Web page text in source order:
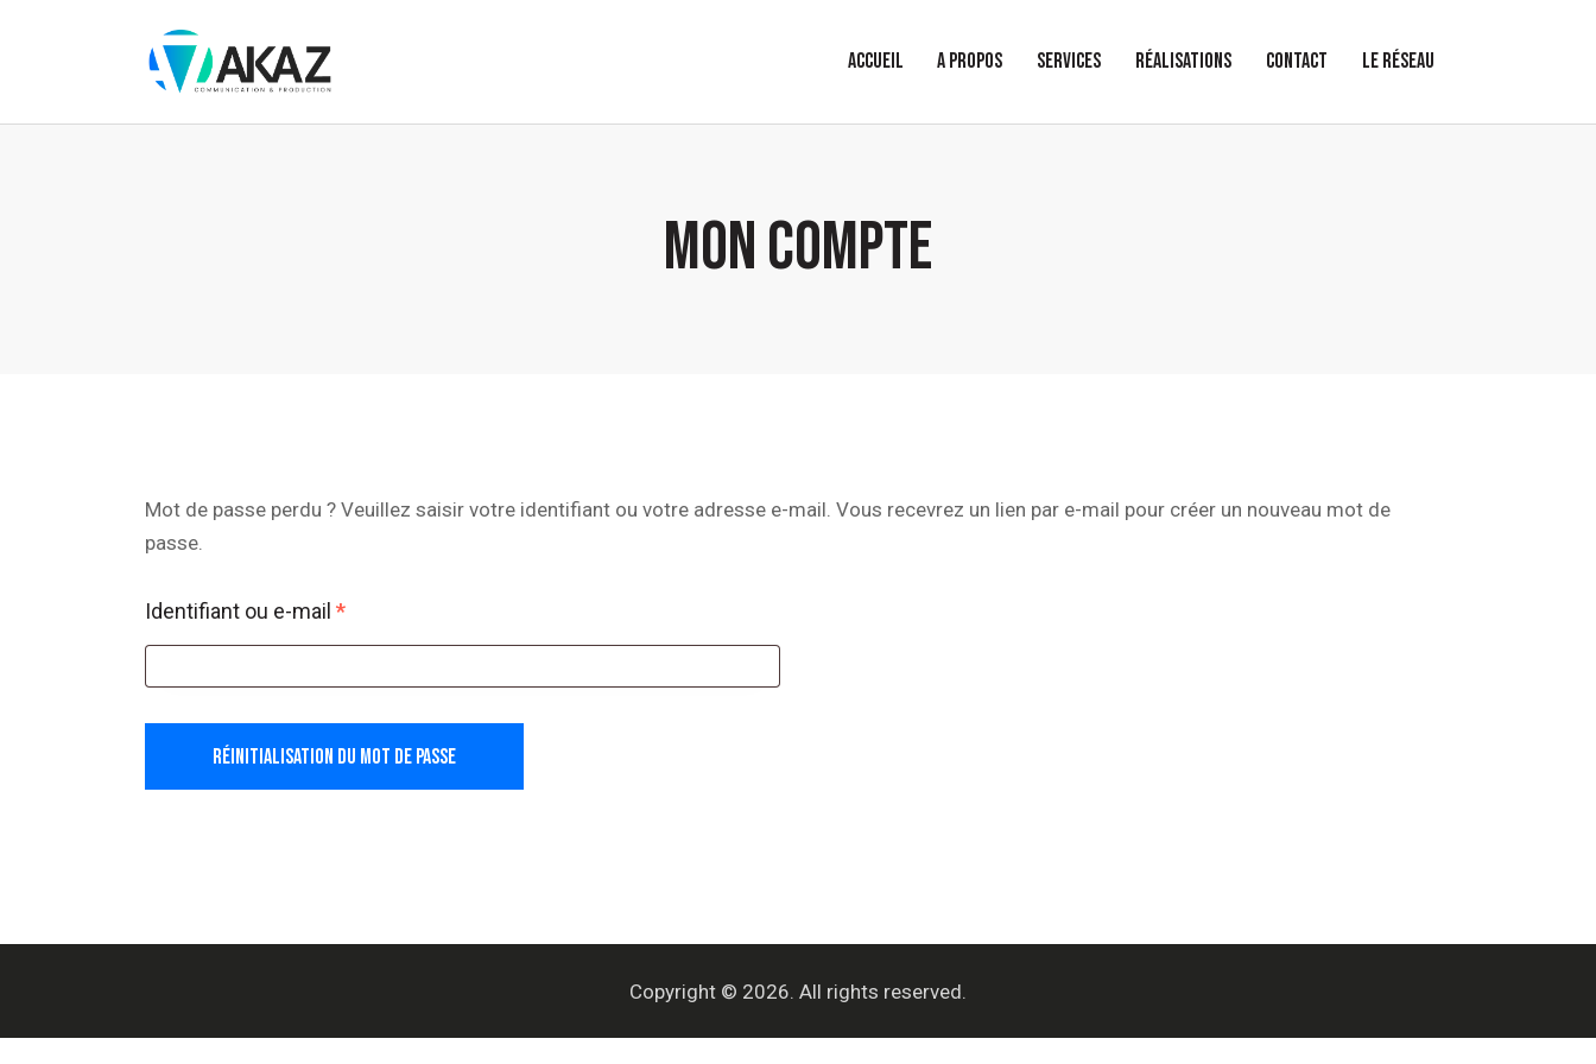
ACCUEIL A PROPOS SERVICES RÉALISATIONS CONTACT LE RÉSEAU
MON COMPTE
Mot de passe perdu ? Veuillez saisir votre identifiant ou votre adresse e-mail. Vous recevrez un lien par e-mail pour créer un nouveau mot de
passe.
Identifiant ou e-mail *
RÉINITIALISATION DU MOT DE PASSE
Copyright © 2026. All rights reserved.